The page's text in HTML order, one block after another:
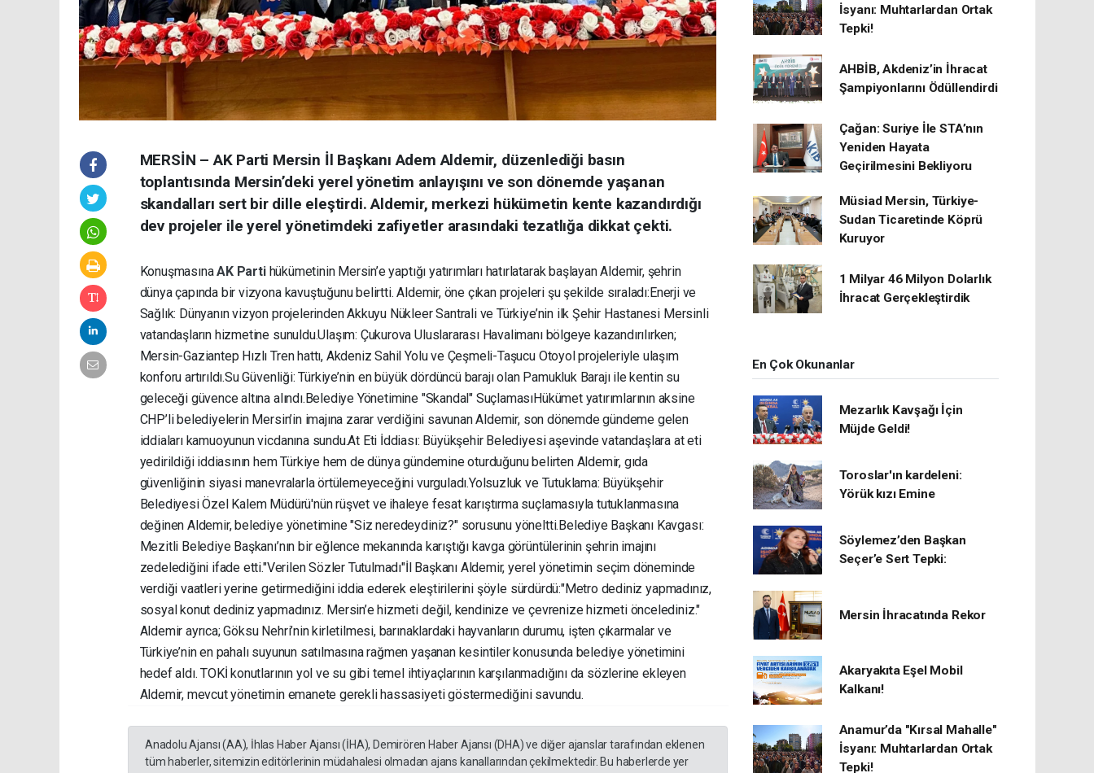
MERSİN – AK Parti Mersin İl Başkanı Adem Aldemir, düzenlediği basın
toplantısında Mersin’deki yerel yönetim anlayışını ve son dönemde yaşanan
skandalları sert bir dille eleştirdi. Aldemir, merkezi hükümetin kente kazandırdığı
dev projeler ile yerel yönetimdeki zafiyetler arasındaki tezatlığa dikkat çekti.
KonuşmasınaAK Parti hükümetinin Mersin’e yaptığı yatırımları hatırlatarak başlayan Aldemir, şehrin
dünya çapında bir vizyona kavuştuğunu belirtti. Aldemir, öne çıkan projeleri şu şekilde sıraladı: ​Enerji ve
Sağlık: Dünyanın vizyon projelerinden Akkuyu Nükleer Santrali ve Türkiye’nin ilk Şehir Hastanesi Mersinli
vatandaşların hizmetine sunuldu. ​Ulaşım: Çukurova Uluslararası Havalimanı bölgeye kazandırılırken;
Mersin-Gaziantep Hızlı Tren hattı, Akdeniz Sahil Yolu ve Çeşmeli-Taşucu Otoyol projeleriyle ulaşım
konforu artırıldı. ​Su Güvenliği: Türkiye’nin en büyük dördüncü barajı olan Pamukluk Barajı ile kentin su
geleceği güvence altına alındı. ​Belediye Yönetimine "Skandal" Suçlaması ​Hükümet yatırımlarının aksine
CHP’li belediyelerin Mersin’in imajına zarar verdiğini savunan Aldemir, son dönemde gündeme gelen
iddiaları kamuoyunun vicdanına sundu. ​At Eti İddiası: Büyükşehir Belediyesi aşevinde vatandaşlara at eti
yedirildiği iddiasının hem Türkiye hem de dünya gündemine oturduğunu belirten Aldemir, gıda
güvenliğinin siyasi manevralarla örtülemeyeceğini vurguladı. ​Yolsuzluk ve Tutuklama: Büyükşehir
Belediyesi Özel Kalem Müdürü'nün rüşvet ve ihaleye fesat karıştırma suçlamasıyla tutuklanmasına
değinen Aldemir, belediye yönetimine "Siz neredeydiniz?" sorusunu yöneltti. ​Belediye Başkanı Kavgası:
Mezitli Belediye Başkanı’nın bir eğlence mekanında karıştığı kavga görüntülerinin şehrin imajını
zedelediğini ifade etti. ​"Verilen Sözler Tutulmadı" ​İl Başkanı Aldemir, yerel yönetimin seçim döneminde
verdiği vaatleri yerine getirmediğini iddia ederek eleştirilerini şöyle sürdürdü: ​"Metro dediniz yapmadınız,
sosyal konut dediniz yapmadınız. Mersin’e hizmeti değil, kendinize ve çevrenize hizmeti öncelediniz." ​
Aldemir ayrıca; Göksu Nehri’nin kirletilmesi, barınaklardaki hayvanların durumu, işten çıkarmalar ve
Türkiye’nin en pahalı suyunun satılmasına rağmen yaşanan kesintiler konusunda belediye yönetimini
hedef aldı. TOKİ konutlarının yol ve su gibi temel ihtiyaçlarının karşılanmadığını da sözlerine ekleyen
Aldemir, mevcut yönetimin emanete gerekli hassasiyeti göstermediğini savundu.
Anadolu Ajansı (AA), İhlas Haber Ajansı (İHA), Demirören Haber Ajansı (DHA) ve diğer ajanslar tarafından eklenen
tüm haberler, sitemizin editörlerinin müdahalesi olmadan ajans kanallarından çekilmektedir. Bu haberlerde yer
İsyanı: Muhtarlardan Ortak
Tepki!
AHBİB, Akdeniz’in İhracat
Şampiyonlarını Ödüllendirdi
Çağan: Suriye İle STA’nın
Yeniden Hayata
Geçirilmesini Bekliyoru
Müsiad Mersin, Türkiye-
Sudan Ticaretinde Köprü
Kuruyor
1 Milyar 46 Milyon Dolarlık
İhracat Gerçekleştirdik
En Çok Okunanlar
Mezarlık Kavşağı İçin
Müjde Geldi!
Toroslar'ın kardeleni:
Yörük kızı Emine
Söylemez’den Başkan
Seçer’e Sert Tepki:
Mersin İhracatında Rekor
​Akaryakıta Eşel Mobil
Kalkanı!
Anamur’da "Kırsal Mahalle"
İsyanı: Muhtarlardan Ortak
Tepki!